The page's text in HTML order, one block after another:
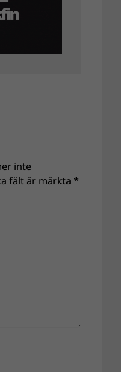
inte
fält är märkta *